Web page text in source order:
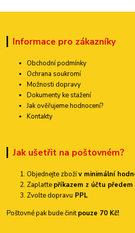
Informace pro zákazníky
Obchodní podmínky
Ochrana soukromí
Možnosti dopravy
Dokumenty ke stažení
Jak ověřujeme hodnocení?
Kontakty
Jak ušetřit na poštovném?
Objednejte zbožív minimální
Zaplaťte příkazem z účtu předem
Zvolte dopravu PPL
Poštovné pak bude činitpouze 70 Kč!